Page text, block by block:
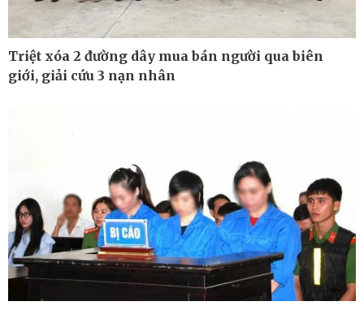
Thế giới
Quan sát
Multimedia
Triệt xóa 2 đường dây mua bán người qua biên
giới, giải cứu 3 nạn nhân